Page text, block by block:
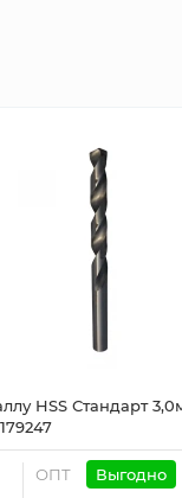
HSS Стандарт
ОПТ Выгодно